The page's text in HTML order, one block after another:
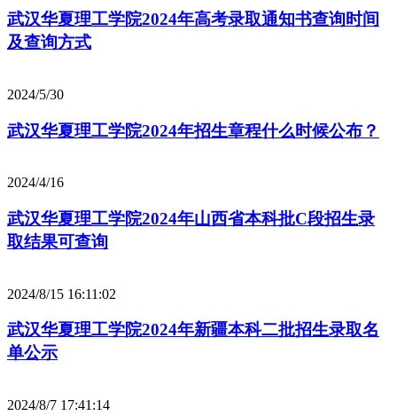
武汉华夏理工学院2024年高考录取通知书查询时间
及查询方式
2024/5/30
武汉华夏理工学院2024年招生章程什么时候公布？
2024/4/16
武汉华夏理工学院2024年山西省本科批C段招生录
取结果可查询
2024/8/15 16:11:02
武汉华夏理工学院2024年新疆本科二批招生录取名
单公示
2024/8/7 17:41:14